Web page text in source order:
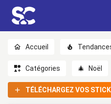
Accueil
Catégories 🎄 Noël
TÉLÉCHARGEZ VOS